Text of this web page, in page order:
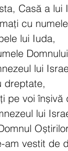
Casă a lui
cu
lui Iuda,
Domnului
lui
dreptate,
pe voi
lui
am vestit de